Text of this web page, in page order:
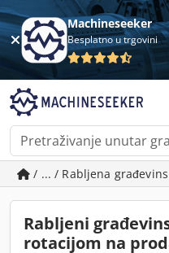
Machineseeker
Besplatno u trgovini
/ ... / Rabljena
Rabljeni
rotacijom na